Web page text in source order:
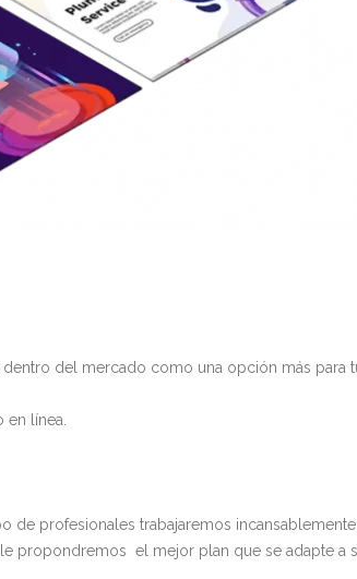
del mercado como una opción más para
en línea.
profesionales trabajaremos
propondremos el mejor plan que se adapte a